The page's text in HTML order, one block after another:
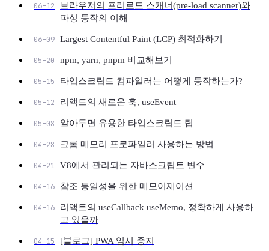
06-12
브라우저의 프리로드 스캐너(pre-load scanner)와
파싱 동작의 이해
06-09 Largest Contentful Paint (LCP) 최적화하기
05-20 npm, yarn, pnpm 비교해보기
05-15 타입스크립트 컴파일러는 어떻게 동작하는가?
05-12 리액트의 새로운 훅, useEvent
05-08 알아두면 유용한 타입스크립트 팁
04-28 크롬 메모리 프로파일러 사용하는 방법
04-21 V8에서 관리되는 자바스크립트 변수
04-16 참조 동일성을 위한 메모이제이션
04-16
리액트의 useCallback useMemo, 정확하게 사용하
고 있을까
04-15 [블로그] PWA 임시 중지